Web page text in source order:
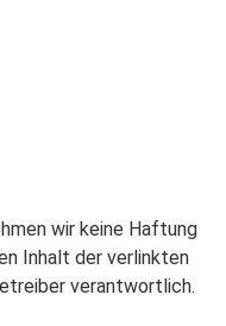
wir keine Haftung
Inhalt der verlinkten
verantwortlich.